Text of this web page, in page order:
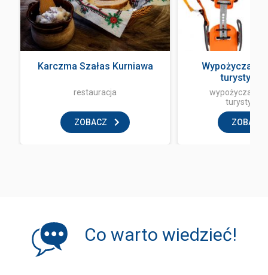
Karczma Szałas Kurniawa
restauracja
ZOBACZ
wypożyczalnia
ZOBACZ
Co warto wiedzieć!